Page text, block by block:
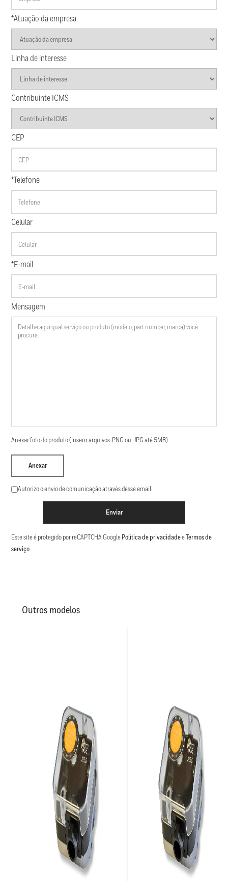
*Atuação da empresa
Linha de interesse
Contribuinte ICMS
CEP
*Telefone
Celular
*E-mail
Mensagem
Anexar foto do produto (Inserir arquivos .PNG ou .JPG até 5MB)
Anexar
Autorizo o envio de comunicação através desse email.
Enviar
Este site é protegido por reCAPTCHA Google Política de privacidadee Termos de
serviço.
Outros modelos